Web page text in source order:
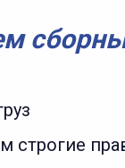
строгие